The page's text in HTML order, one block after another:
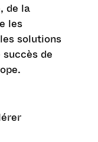
de la
les
solutions
de